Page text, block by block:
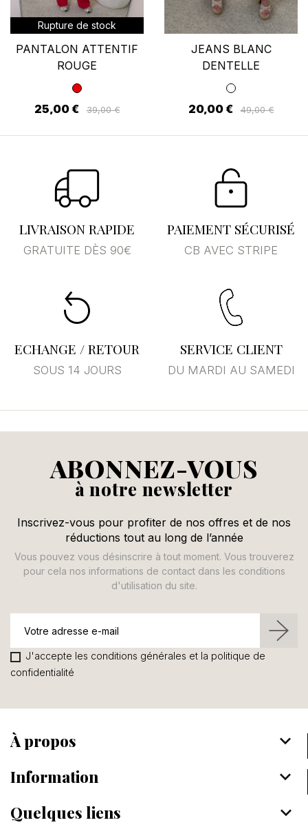
Rupture de stock
PANTALON ATTENTIF
ROUGE
25,00 € 39,00 €
JEANS BLANC
DENTELLE
20,00 € 49,00 €
LIVRAISON RAPIDE
GRATUITE DÈS 90€
PAIEMENT SÉCURISÉ
CB AVEC STRIPE
ECHANGE / RETOUR
SOUS 14 JOURS
SERVICE CLIENT
DU MARDI AU SAMEDI
ABONNEZ-VOUS
à notre newsletter
Inscrivez-vous pour profiter de nos offres et de nos
réductions tout au long de l’année
Vous pouvez vous désinscrire à tout moment. Vous trouverez
pour cela nos informations de contact dans les conditions
d'utilisation du site.
J'accepte les conditions générales et la politique de
confidentialité
À propos keyboard_arrow_down
Information keyboard_arrow_down
Quelques liens keyboard_arrow_down